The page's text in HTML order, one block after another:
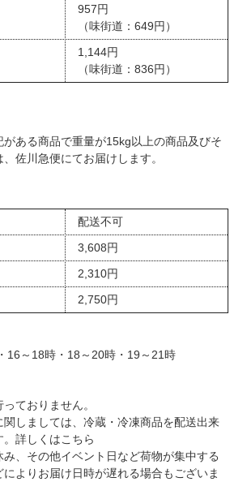
957円
（味街道：649円）
1,144円
（味街道：836円）
がある商品で重量が15kg以上の商品及びそ
佐川急便にてお届けします。
配送不可
3,608円
2,310円
2,750円
16～18時・18～20時・19～21時
ておりません。
しましては、冷蔵・冷凍商品を配送出来
。詳しくはこちら
、その他イベント日など荷物が集中する
よりお届け日時が遅れる場合もございま